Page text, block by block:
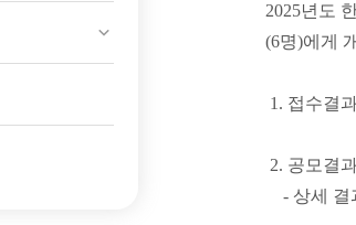
2025년도
(6명)에게
1. 접수결
2. 공모결
- 상세 결